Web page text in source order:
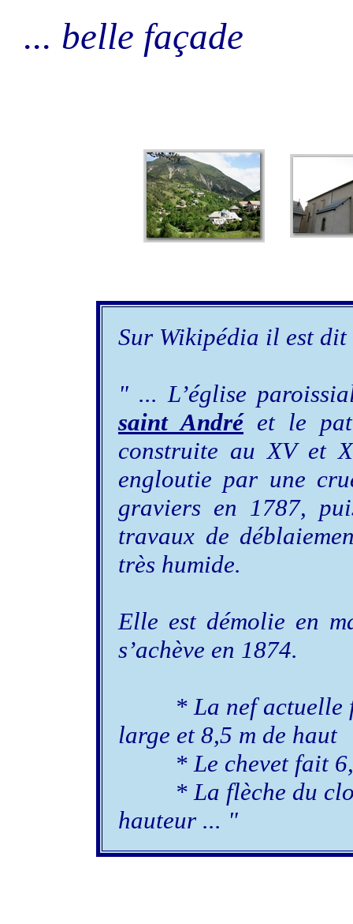
... belle façade
Sur Wikipédia il est dit
" ... L’église
saint Andréet le
construite au XV et
engloutie par une
graviers en 1787,
travaux de
très humide.
Elle est démolie en
s’achève en 1874.
* La nef actuelle
large et 8,5 m de haut
* Le chevet fait
* La flèche du
hauteur ... "